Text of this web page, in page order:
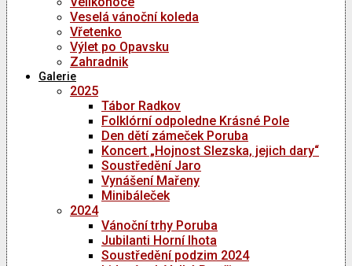
Veselá vánoční koleda
Vřetenko
Výlet po Opavsku
Zahradnik
Galerie
2025
Tábor Radkov
Folklórní odpoledne Krásné Pole
Den dětí zámeček Poruba
Koncert „Hojnost Slezska, jejich dary“
Soustředění Jaro
Vynášení Mařeny
Minibáleček
2024
Vánoční trhy Poruba
Jubilanti Horní lhota
Soustředění podzim 2024